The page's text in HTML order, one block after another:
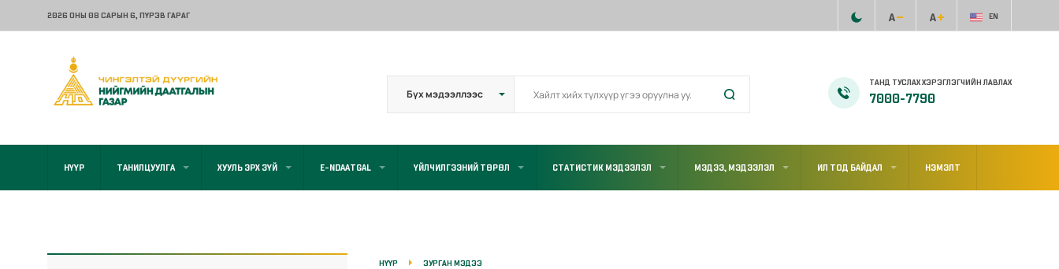
2026 ОНЫ 08 САРЫН 6, ПҮРЭВ ГАРАГ EN
ТАНД ТУСЛАХ ХЭРЭГЛЭГЧИЙН ЛАВЛАХ
7000-7790
НҮҮР ТАНИЛЦУУЛГА ХУУЛЬ ЭРХ ЗҮЙ E-NDAATGAL ҮЙЛЧИЛГЭЭНИЙ ТӨРӨЛ СТАТИСТИК МЭДЭЭЛЭЛ МЭДЭЭ, МЭДЭЭЛЭЛ ИЛ ТОД БАЙДАЛ НЭМЭЛТ
НҮҮР ЗУРГАН МЭДЭЭ